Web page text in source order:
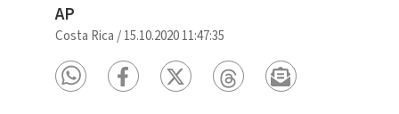
AP
Costa Rica /15.10.2020 11:47:35